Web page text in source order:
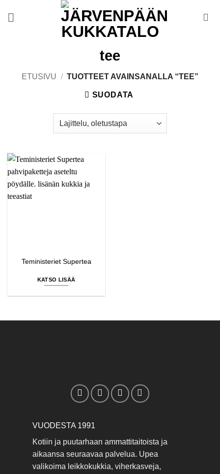
tee
ETUSIVU / TUOTTEET AVAINSANALLA “TEE”
SUODATA
Teministeriet Supertea
KATSO LISÄÄ
VUODESTA 1991
Kotiin ja puutarhaan ammattitaitoista ja
aikaansa seuraavaa palvelua. Upea
valikoima leikkokukkia, viherkasveja,